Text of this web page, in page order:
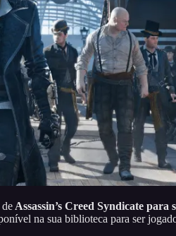
Assassin’s Creed Syndicate
na sua biblioteca para ser